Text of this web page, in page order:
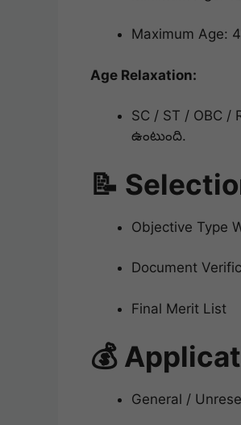
Maximum Age:
Age Relaxation:
SC / ST / OBC
ఉంటుంది.
📝
Objective Type
Document
Final Merit List
💰
General /